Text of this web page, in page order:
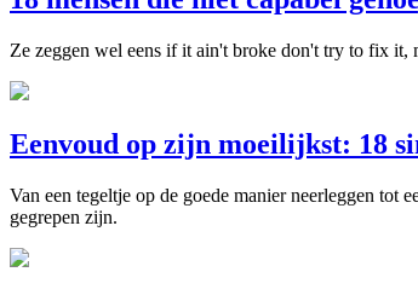
Ze zeggen wel eens if it ain't broke don't try to fix it,
Eenvoud op zijn moeilijkst: 18
Van een tegeltje op de goede manier neerleggen tot
gegrepen zijn.